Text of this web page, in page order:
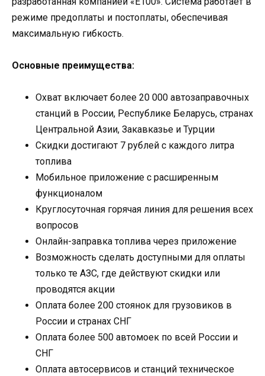
режиме предоплаты и постоплаты, обеспечивая
максимальную гибкость.
Основные преимущества:
Охват включает более 20 000 автозаправочных
станций в России, Республике Беларусь, странах
Центральной Азии, Закавказье и Турции
Скидки достигают 7 рублей с каждого литра
топлива
Мобильное приложение с расширенным
функционалом
Круглосуточная горячая линия для решения всех
вопросов
Онлайн-заправка топлива через приложение
Возможность сделать доступными для оплаты
только те АЗС, где действуют скидки или
проводятся акции
Оплата более 200 стоянок для грузовиков в
России и странах СНГ
Оплата более 500 автомоек по всей России и
СНГ
Оплата автосервисов и станций техническое